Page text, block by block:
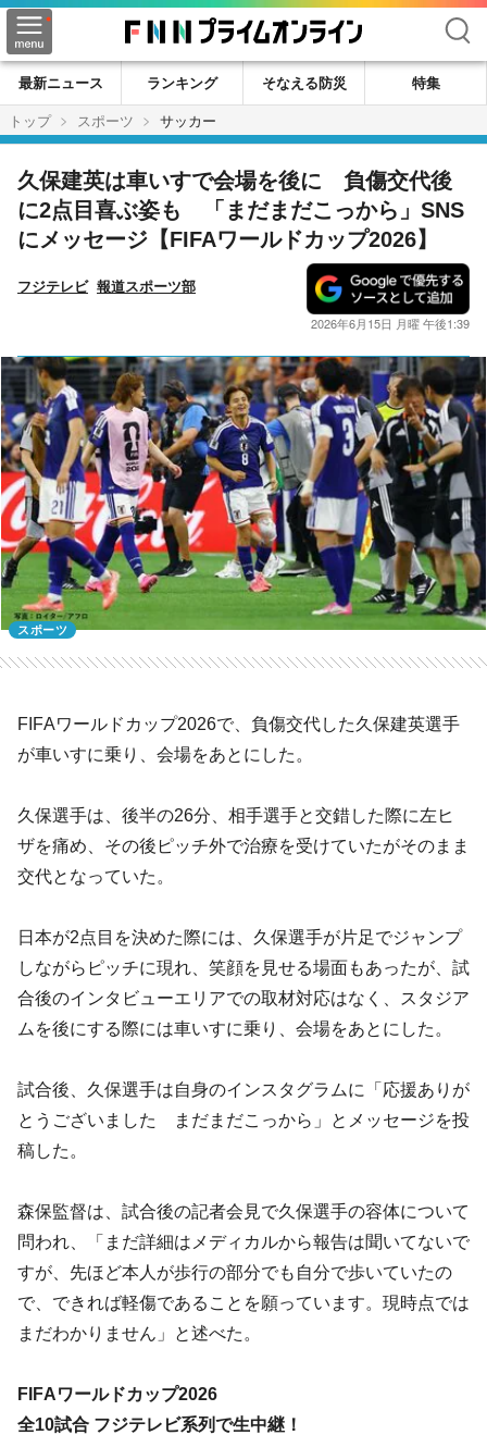
検索
最新ニュース ランキング そなえる防災
特集
トップ
スポーツ サッカー
久保建英は車いすで会場を後に 負傷交代後
に2点目喜ぶ姿も 「まだまだこっから」SNS
にメッセージ【FIFAワールドカップ2026】
フジテレビ 報道スポーツ部
2026年6月15日 月曜 午後1:39
スポーツ
FIFAワールドカップ2026で、負傷交代した久保建英選手
が車いすに乗り、会場をあとにした。
久保選手は、後半の26分、相手選手と交錯した際に左ヒ
ザを痛め、その後ピッチ外で治療を受けていたがそのまま
交代となっていた。
日本が2点目を決めた際には、久保選手が片足でジャンプ
しながらピッチに現れ、笑顔を見せる場面もあったが、試
合後のインタビューエリアでの取材対応はなく、スタジア
ムを後にする際には車いすに乗り、会場をあとにした。
試合後、久保選手は自身のインスタグラムに「応援ありが
とうございました まだまだこっから」とメッセージを投
稿した。
森保監督は、試合後の記者会見で久保選手の容体について
問われ、「まだ詳細はメディカルから報告は聞いてないで
すが、先ほど本人が歩行の部分でも自分で歩いていたの
で、できれば軽傷であることを願っています。現時点では
まだわかりません」と述べた。
FIFAワールドカップ2026
全10試合 フジテレビ系列で生中継！